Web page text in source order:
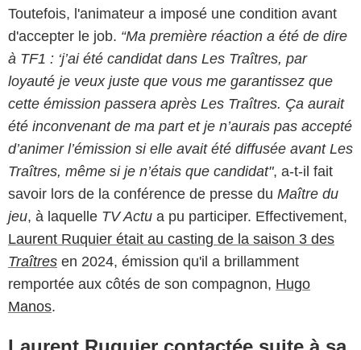
Toutefois, l'animateur a imposé une condition avant
d'accepter le job. “Ma première réaction a été de dire
à TF1 : ‘j’ai été candidat dans Les Traîtres, par
loyauté je veux juste que vous me garantissez que
cette émission passera après Les Traîtres. Ça aurait
été inconvenant de ma part et je n’aurais pas accepté
d’animer l’émission si elle avait été diffusée avant Les
Traîtres, même si je n’étais que candidat", a-t-il fait
savoir lors de la conférence de presse du Maître du
jeu, à laquelle TV Actu a pu participer. Effectivement,
Laurent Ruquier était au casting de la saison 3 des
Traîtres en 2024, émission qu'il a brillamment
remportée aux côtés de son compagnon, Hugo
Manos.